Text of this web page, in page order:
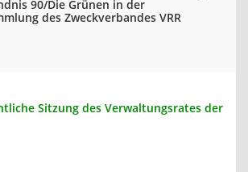
90/Die Grünen in der
des Zweckverbandes VRR
Sitzung des Verwaltungsrates der